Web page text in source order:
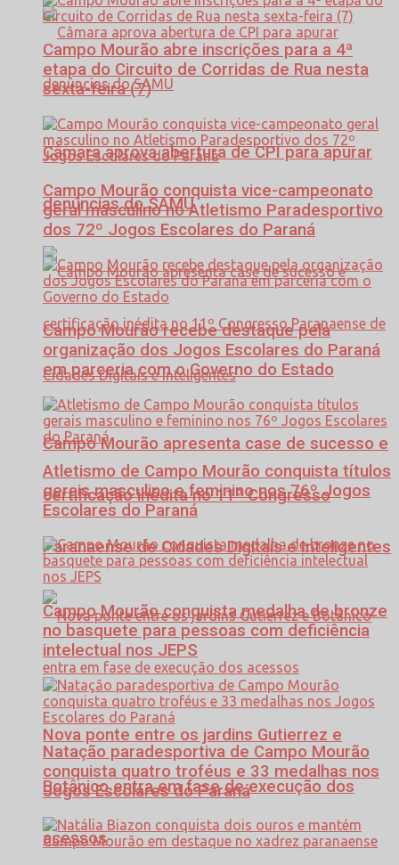
Câmara aprova abertura de CPI para apurar
denúncias do SAMU
Campo Mourão apresenta case de sucesso e
certificação inédita no 11º Congresso
Paranaense de Cidades Digitais e Inteligentes
Nova ponte entre os jardins Gutierrez e
Botânico entra em fase de execução dos
acessos
Campo Mourão abre inscrições para a 4ª
etapa do Circuito de Corridas de Rua nesta
sexta-feira (7)
Campo Mourão conquista vice-campeonato
geral masculino no Atletismo Paradesportivo
dos 72º Jogos Escolares do Paraná
Campo Mourão recebe destaque pela
organização dos Jogos Escolares do Paraná
em parceria com o Governo do Estado
Atletismo de Campo Mourão conquista títulos
gerais masculino e feminino nos 76º Jogos
Escolares do Paraná
Campo Mourão conquista medalha de bronze
no basquete para pessoas com deficiência
intelectual nos JEPS
Natação paradesportiva de Campo Mourão
conquista quatro troféus e 33 medalhas nos
Jogos Escolares do Paraná